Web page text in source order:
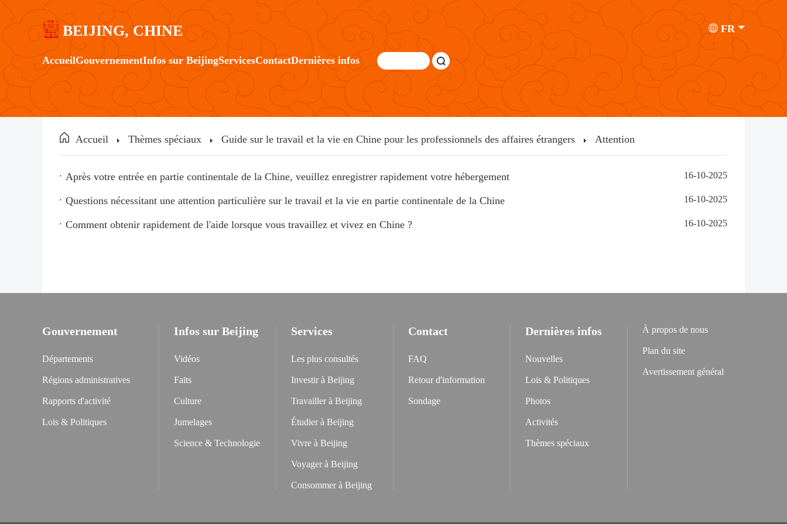
BEIJING, CHINE FR
AccueilGouvernementInfos sur BeijingServicesContactDernières infos
Accueil Thèmes spéciaux Guide sur le travail et la vie en Chine pour les professionnels des affaires étrangers Attention
Après votre entrée en partie continentale de la Chine, veuillez enregistrer rapidement votre hébergement 16-10-2025
Questions nécessitant une attention particulière sur le travail et la vie en partie continentale de la Chine 16-10-2025
Comment obtenir rapidement de l'aide lorsque vous travaillez et vivez en Chine ? 16-10-2025
Gouvernement
Départements
Régions administratives
Rapports d'activité
Lois & Politiques
Infos sur Beijing
Vidéos
Faits
Culture
Jumelages
Science & Technologie
Services
Les plus consultés
Investir à Beijing
Travailler à Beijing
Étudier à Beijing
Vivre à Beijing
Voyager à Beijing
Consommer à Beijing
Contact
FAQ
Retour d'information
Sondage
Dernières infos
Nouvelles
Lois & Politiques
Photos
Activités
Thèmes spéciaux
À propos de nous
Plan du site
Avertissement général